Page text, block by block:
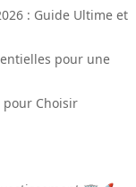
: Guide Ultime et
pour une
pour Choisir